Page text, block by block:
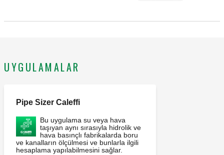
UYGULAMALAR
Pipe Sizer Caleffi
Bu uygulama su veya hava
taşıyan aynı sırasıyla hidrolik ve
hava basınçlı fabrikalarda boru
ve kanalların ölçülmesi ve bunlarla ilgili
hesaplama yapılabilmesini sağlar.